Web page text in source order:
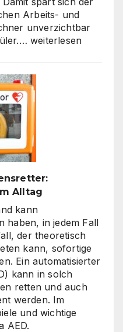
Arbeits- und
unverzichtbar
Die
Rechner:
Von
Hardware
Online-
Tools
weiterlesen
Alltag
kann
haben, in jedem Fall
der theoretisch
kann, sofortige
Ein automatisierter
kann in solch
retten und auch
werden. Im
und wichtige
AED.